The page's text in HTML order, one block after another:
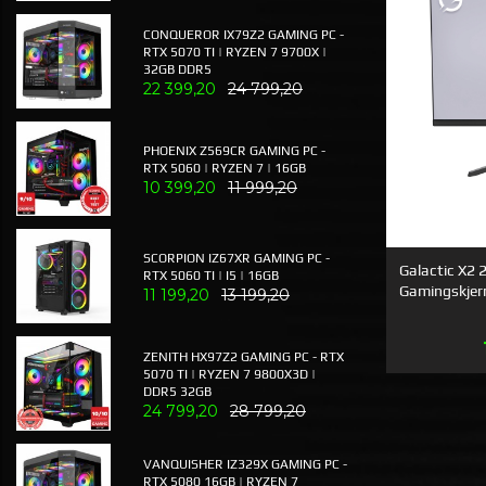
Galactic X2
CONQUEROR IX79Z2 GAMING PC -
RTX 5070 TI | RYZEN 7 9700X |
32GB DDR5
22 399,20 24 799,20
PHOENIX Z569CR GAMING PC -
RTX 5060 | RYZEN 7 | 16GB
10 399,20 11 999,20
SCORPION IZ67XR GAMING PC -
RTX 5060 TI | I5 | 16GB
11 199,20 13 199,20
ZENITH HX97Z2 GAMING PC - RTX
5070 TI | RYZEN 7 9800X3D |
DDR5 32GB
24 799,20 28 799,20
VANQUISHER IZ329X GAMING PC -
RTX 5080 16GB | RYZEN 7